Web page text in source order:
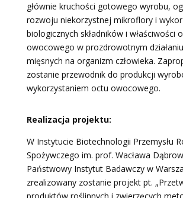
głównie kruchości gotowego wyrobu,
rozwoju niekorzystnej mikroflory i
biologicznych składników i właściwości
owocowego w prozdrowotnym
mięsnych na organizm człowieka.
zostanie przewodnik do produkcji
wykorzystaniem octu owocowego.
Realizacja projektu:
W Instytucie Biotechnologii Przemysłu
Spożywczego im. prof. Wacława
Państwowy Instytut Badawczy w
zrealizowany zostanie projekt pt.